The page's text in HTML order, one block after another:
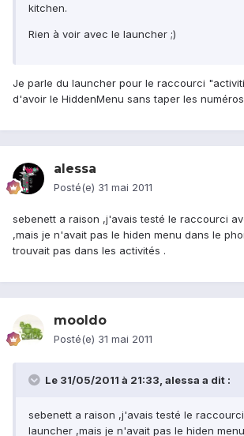
kitchen.
Rien à voir avec le launcher ;)
Je parle du launcher pour le raccourci
d'avoir le HiddenMenu sans taper les
alessa
Posté(e) 31 mai 2011
sebenett a raison ,j'avais testé le raccourci
,mais je n'avait pas le hiden menu dans le
trouvait pas dans les activités .
mooldo
Posté(e) 31 mai 2011
Le 31/05/2011 à 21:33, alessa a dit :
sebenett a raison ,j'avais testé le
launcher ,mais je n'avait pas le hiden